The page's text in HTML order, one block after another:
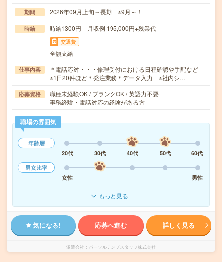
期間 2026年09月上旬～長期 ※9月～！
時給 時給1300円 月収例 195,000円+残業代
交通費
全額支給
仕事内容
＊電話応対・・・修理受付における日程確認や手配など
※1日20件ほど＊発注業務＊データ入力 ※社内シ…
応募資格
職種未経験OK / ブランクOK / 英語力不要
事務経験・電話対応の経験がある方
職場の雰囲気
年齢層
20代
30代 40代 50代
60代
男女比率
女性
男性
もっと見る
気になる! 応募へ進む 詳しく見る
派遣会社 パーソルテンプスタッフ株式会社